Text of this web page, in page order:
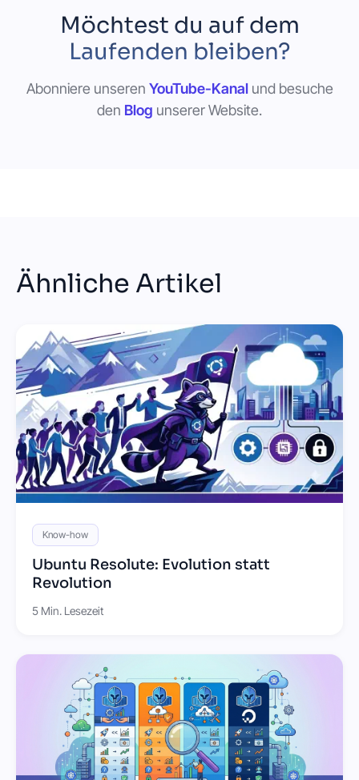
Möchtest du auf dem
Laufenden bleiben?
Abonniere unseren YouTube-Kanalund besuche
den Blog unserer Website.
Ähnliche Artikel
Know-how
Ubuntu Resolute: Evolution statt
Revolution
5 Min. Lesezeit